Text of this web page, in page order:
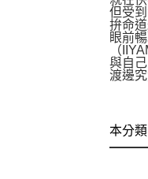
但受
拚命
眼前
（
與自
渡邊
本分